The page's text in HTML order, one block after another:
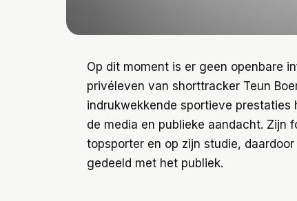
Op dit moment is er geen openbare
privéleven van shorttracker Teun
indrukwekkende sportieve
de media en publieke aandacht. Zijn
topsporter en op zijn studie,
gedeeld met het publiek.